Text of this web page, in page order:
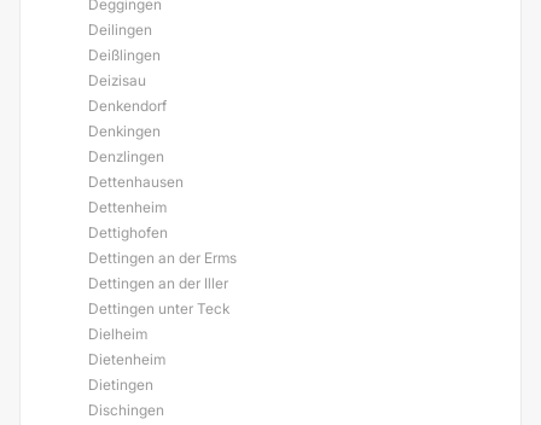
Deggingen
Deilingen
Deißlingen
Deizisau
Denkendorf
Denkingen
Denzlingen
Dettenhausen
Dettenheim
Dettighofen
Dettingen an der Erms
Dettingen an der Iller
Dettingen unter Teck
Dielheim
Dietenheim
Dietingen
Dischingen